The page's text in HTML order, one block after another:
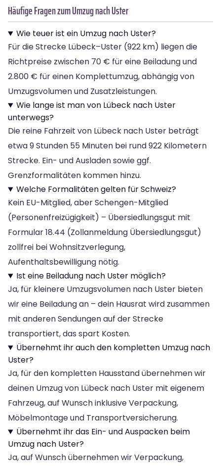
Häufige Fragen zum Umzug nach Uster
Wie teuer ist ein Umzug nach Uster?
Für die Strecke Lübeck–Uster (922 km) liegen die
Richtpreise zwischen 70 € für eine Beiladung und
2.800 € für einen Komplettumzug, abhängig von
Umzugsvolumen und Zusatzleistungen.
Wie lange ist man von Lübeck nach Uster
unterwegs?
Die reine Fahrzeit von Lübeck nach Uster beträgt
etwa 9 Stunden 55 Minuten bei rund 922 Kilometern
Strecke. Ein- und Ausladen sowie ggf.
Grenzformalitäten kommen hinzu.
Welche Formalitäten gelten für Schweiz?
Kein EU-Mitglied, aber Schengen-Mitglied
(Personenfreizügigkeit) – Übersiedlungsgut mit
Formular 18.44 (Zollanmeldung Übersiedlungsgut)
zollfrei bei Wohnsitzverlegung,
Aufenthaltsbewilligung nötig.
Ist eine Beiladung nach Uster möglich?
Ja, für kleinere Umzugsvolumen nach Uster bieten
wir eine Beiladung an – dein Hausrat wird zusammen
mit anderen Sendungen auf der Strecke
transportiert, das spart Kosten.
Übernehmt ihr auch den kompletten Umzug nach
Uster?
Ja, für den kompletten Hausstand übernehmen wir
deinen Umzug von Lübeck nach Uster mit eigenem
Fahrzeug, auf Wunsch inklusive Verpackung,
Möbelmontage und Transportversicherung.
Übernehmt ihr das Ein- und Auspacken beim
Umzug nach Uster?
Ja, auf Wunsch übernehmen wir Verpackung,